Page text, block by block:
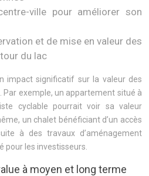
ville pour améliorer son
et de mise en valeur des
du lac
impact significatif sur la valeur des
Par exemple, un appartement situé à
cyclable pourrait voir sa valeur
un chalet bénéficiant d’un accès
à des travaux d’aménagement
pour les investisseurs.
à moyen et long terme